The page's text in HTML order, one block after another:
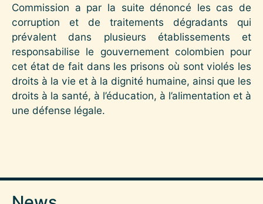
Commission a par la suite dénoncé les cas de
corruption et de traitements dégradants qui
prévalent dans plusieurs établissements et
responsabilise le gouvernement colombien pour
cet état de fait dans les prisons où sont violés les
droits à la vie et à la dignité humaine, ainsi que les
droits à la santé, à l’éducation, à l’alimentation et à
une défense légale.